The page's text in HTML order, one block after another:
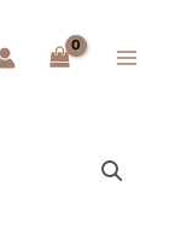
Menu